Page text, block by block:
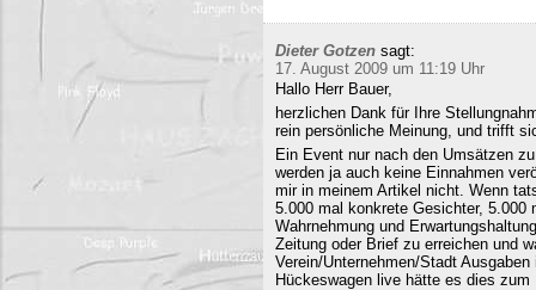
Dieter Gotzen sagt:
17. August 2009 um 11:19 Uhr
Hallo Herr Bauer,
herzlichen Dank für Ihre
rein persönliche Meinung, und trifft
Ein Event nur nach den Umsätzen
werden ja auch keine Einnahmen
mir in meinem Artikel nicht. Wenn
5.000 mal konkrete Gesichter, 5.000
Wahrnehmung und
Zeitung oder Brief zu erreichen und
Verein/Unternehmen/Stadt
Hückeswagen live hätte es dies zum